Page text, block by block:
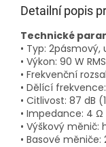
Detailní popis
Technické
• Typ:
• Výkon: 90 W
• Frekvenční
• Dělící frekvence:
• Citlivost: 87 dB
• Impedance: 4 Ω
• Výškový
• Basové měniče: